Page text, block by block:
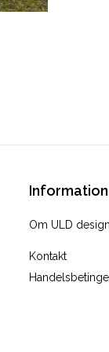
Information
Om ULD design
Kontakt